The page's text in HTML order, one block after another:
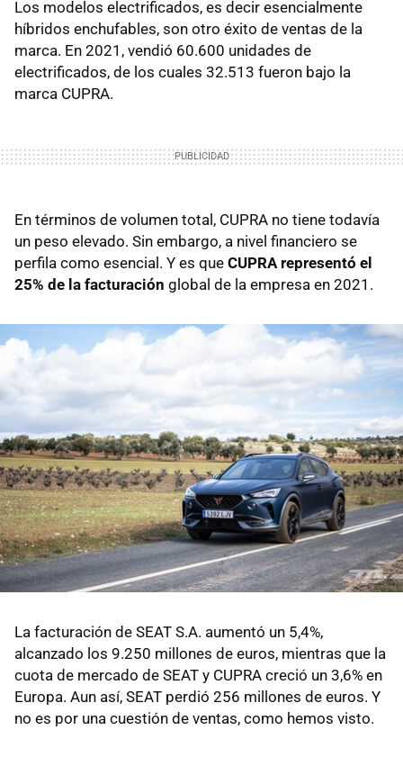
Los modelos electrificados, es decir esencialmente
híbridos enchufables, son otro éxito de ventas de la
marca. En 2021, vendió 60.600 unidades de
electrificados, de los cuales 32.513 fueron bajo la
marca CUPRA.
En términos de volumen total, CUPRA no tiene todavía
un peso elevado. Sin embargo, a nivel financiero se
perfila como esencial. Y es que CUPRA representó el
25% de la facturación global de la empresa en 2021.
La facturación de SEAT S.A. aumentó un 5,4%,
alcanzado los 9.250 millones de euros, mientras que la
cuota de mercado de SEAT y CUPRA creció un 3,6% en
Europa. Aun así, SEAT perdió 256 millones de euros. Y
no es por una cuestión de ventas, como hemos visto.